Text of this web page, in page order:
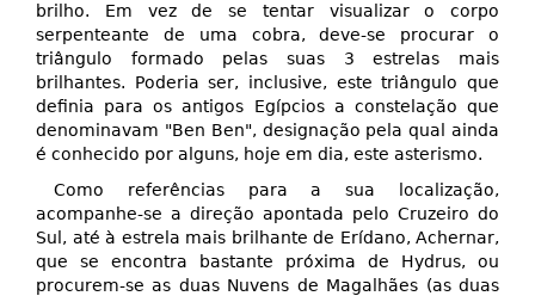
brilho. Em vez de se tentar visualizar o corpo
serpenteante de uma cobra, deve-se procurar o
triângulo formado pelas suas 3 estrelas mais
brilhantes. Poderia ser, inclusive, este triângulo que
definia para os antigos Egípcios a constelação que
denominavam "Ben Ben", designação pela qual ainda
é conhecido por alguns, hoje em dia, este asterismo.
Como referências para a sua localização,
acompanhe-se a direção apontada pelo Cruzeiro do
Sul, até à estrela mais brilhante de Erídano, Achernar,
que se encontra bastante próxima de Hydrus, ou
procurem-se as duas Nuvens de Magalhães (as duas